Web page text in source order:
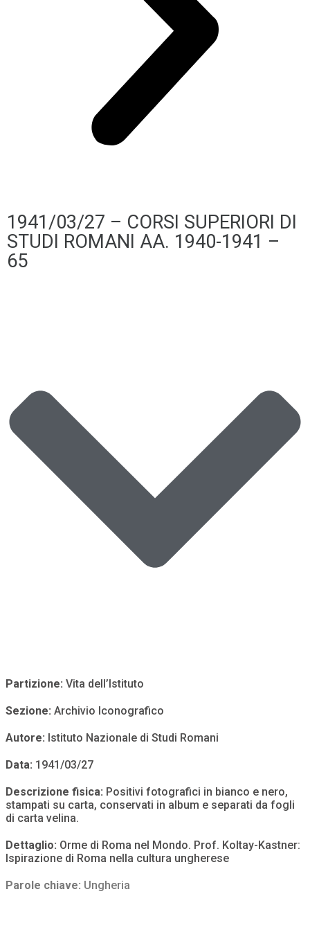
1941/03/27 – CORSI SUPERIORI DI
STUDI ROMANI AA. 1940-1941 –
65
Partizione: Vita dell’Istituto
Sezione: Archivio Iconografico
Autore: Istituto Nazionale di Studi Romani
Data: 1941/03/27
Descrizione fisica: Positivi fotografici in bianco e nero,
stampati su carta, conservati in album e separati da fogli
di carta velina.
Dettaglio: Orme di Roma nel Mondo. Prof. Koltay-Kastner:
Ispirazione di Roma nella cultura ungherese
Parole chiave: Ungheria